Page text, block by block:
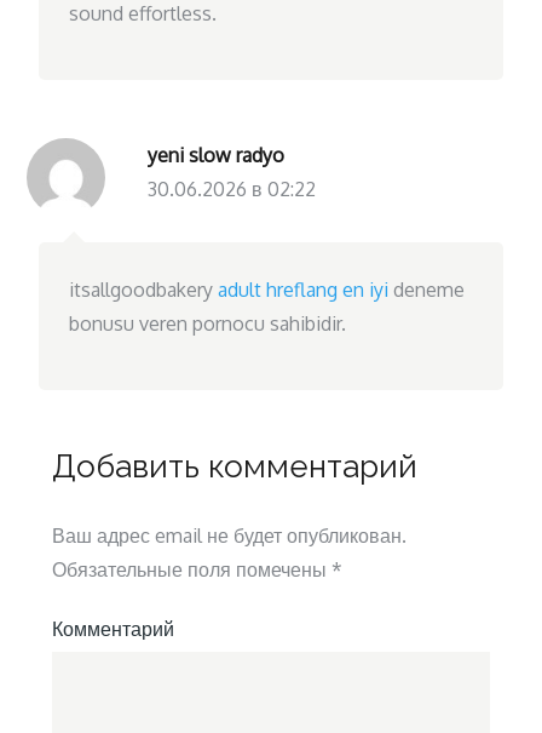
sound effortless.
yeni slow radyo
30.06.2026 в 02:22
itsallgoodbakeryadult hreflang en iyi deneme
bonusu veren pornocu sahibidir.
Добавить комментарий
Ваш адрес email не будет опубликован.
Обязательные поля помечены *
Комментарий